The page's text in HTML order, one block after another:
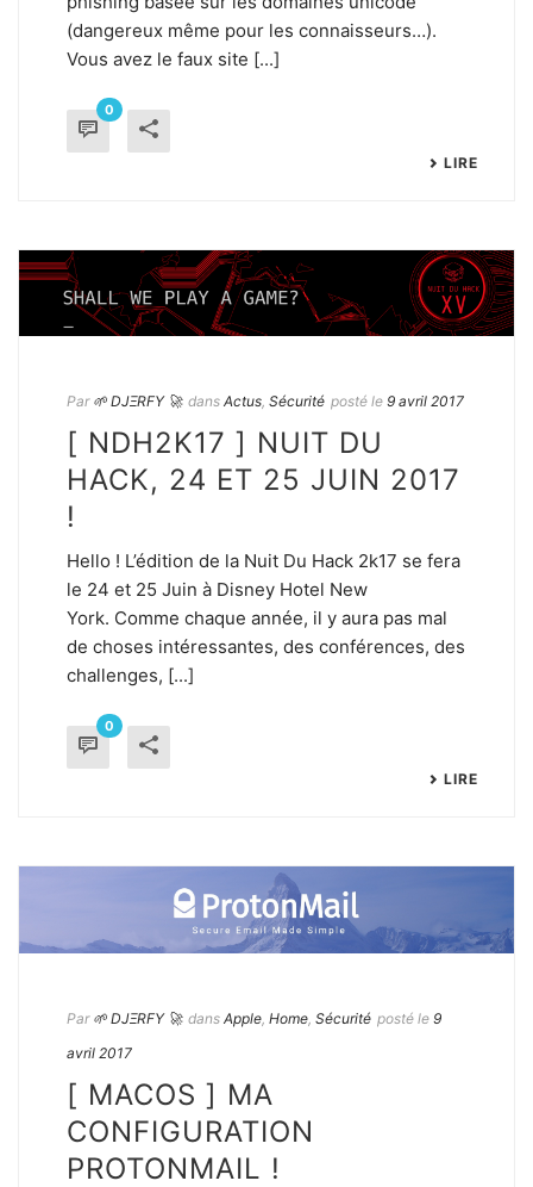
(dangereux même pour les connaisseurs…).
Vous avez le faux site [...]
0
LIRE
Par 🌱 DJΞRFY 🚀 dans Actus, Sécurité posté le 9 avril 2017
[ NDH2K17 ] NUIT DU
HACK, 24 ET 25 JUIN 2017
!
Hello ! L’édition de la Nuit Du Hack 2k17 se fera
le 24 et 25 Juin à Disney Hotel New
York. Comme chaque année, il y aura pas mal
de choses intéressantes, des conférences, des
challenges, [...]
0
LIRE
Par 🌱 DJΞRFY 🚀 dans Apple Home Sécurité posté le 9
avril 2017
[ MACOS ] MA
CONFIGURATION
PROTONMAIL !